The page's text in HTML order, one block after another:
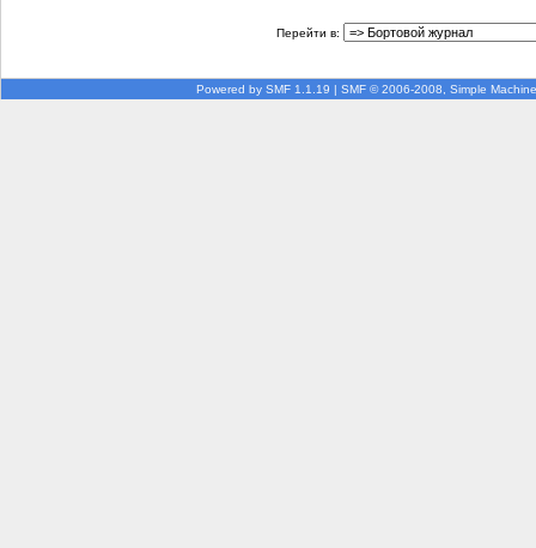
Перейти в:
Powered by SMF 1.1.19 | SMF © 2006-2008, Simple